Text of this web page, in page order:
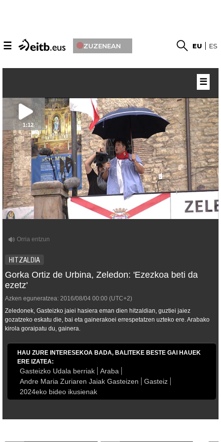
☰ ZUZENEAN EU ES
1:12
HITZALDIA
Gorka Ortiz de Urbina, Zeledon: 'Ezezkoa beti da
ezetz'
Azken eguneratzea: 2016/08/04 00:00 (UTC+2)
Zeledonek, Gasteizko jaiei hasiera eman dien hitzaldian, guztiei jaiez
gozatzeko eskatu die, bai eta gainerakoei errespetatzen uzteko ere. Arabako
kirola goraipatu du, gainera.
HAU ZURE INTERESEKOA BADA, BALITEKE BESTE GAI HAUEK
ERE IZATEA:
Gasteizko Udala berriak
Araba
Andre Maria Zuriaren Jaiak Gasteizen
Gasteiz
2024eko bideo ikusienak
☰